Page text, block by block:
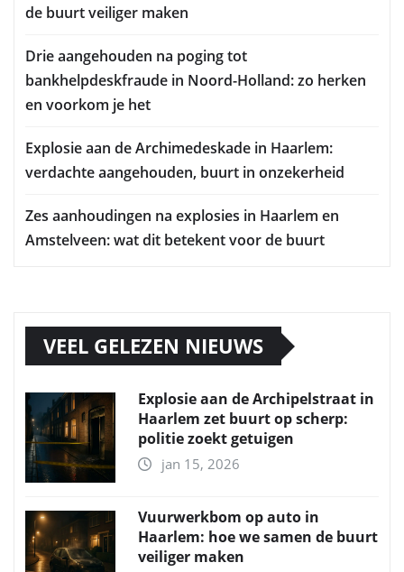
de buurt veiliger maken
Drie aangehouden na poging tot
bankhelpdeskfraude in Noord-Holland: zo herken
en voorkom je het
Explosie aan de Archimedeskade in Haarlem:
verdachte aangehouden, buurt in onzekerheid
Zes aanhoudingen na explosies in Haarlem en
Amstelveen: wat dit betekent voor de buurt
VEEL GELEZEN NIEUWS
Explosie aan de Archipelstraat in
Haarlem zet buurt op scherp:
politie zoekt getuigen
jan 15, 2026
Vuurwerkbom op auto in
Haarlem: hoe we samen de buurt
veiliger maken